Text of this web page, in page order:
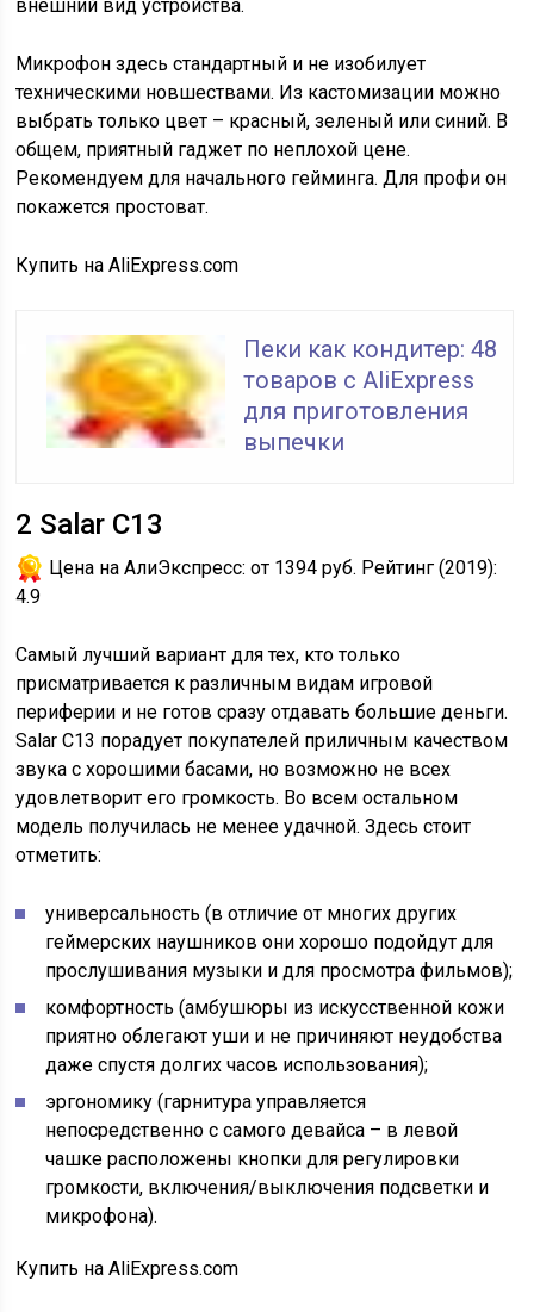
внешний вид устройства.
Микрофон здесь стандартный и не изобилует
техническими новшествами. Из кастомизации можно
выбрать только цвет – красный, зеленый или синий. В
общем, приятный гаджет по неплохой цене.
Рекомендуем для начального гейминга. Для профи он
покажется простоват.
Купить на AliExpress.com
Пеки как кондитер: 48
товаров с AliExpress
для приготовления
выпечки
2 Salar C13
Цена на АлиЭкспресс:от 1394 руб. Рейтинг (2019):
4.9
Самый лучший вариант для тех, кто только
присматривается к различным видам игровой
периферии и не готов сразу отдавать большие деньги.
Salar C13 порадует покупателей приличным качеством
звука с хорошими басами, но возможно не всех
удовлетворит его громкость. Во всем остальном
модель получилась не менее удачной. Здесь стоит
отметить:
универсальность (в отличие от многих других
геймерских наушников они хорошо подойдут для
прослушивания музыки и для просмотра фильмов);
комфортность (амбушюры из искусственной кожи
приятно облегают уши и не причиняют неудобства
даже спустя долгих часов использования);
эргономику (гарнитура управляется
непосредственно с самого девайса – в левой
чашке расположены кнопки для регулировки
громкости, включения/выключения подсветки и
микрофона).
Купить на AliExpress.com